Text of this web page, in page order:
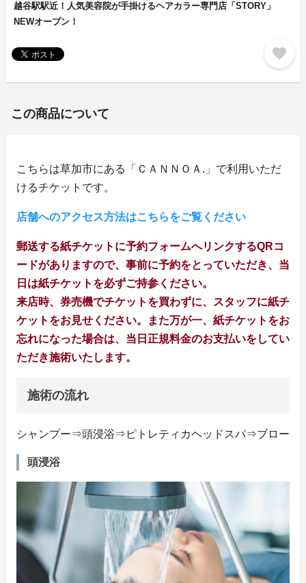
越谷駅駅近！人気美容院が手掛けるヘアカラー専門店「STORY」
NEWオープン！
favorite
この商品について
こちらは草加市にある「ＣＡＮＮＯＡ.」で利用いただ
けるチケットです。
店舗へのアクセス方法はこちらをご覧ください
郵送する紙チケットに予約フォームへリンクするQRコ
ードがありますので、事前に予約をとっていただき、当
日は紙チケットを必ずご持参ください。
来店時、券売機でチケットを買わずに、スタッフに紙チ
ケットをお見せください。また万が一、紙チケットをお
忘れになった場合は、当日正規料金のお支払いをしてい
ただき施術いたします。
施術の流れ
シャンプー⇒頭浸浴⇒ピトレティカヘッドスパ⇒ブロー
頭浸浴